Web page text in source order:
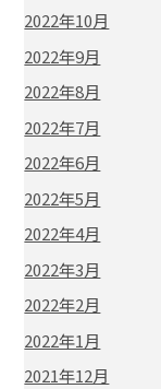
2022年10月
2022年9月
2022年8月
2022年7月
2022年6月
2022年5月
2022年4月
2022年3月
2022年2月
2022年1月
2021年12月